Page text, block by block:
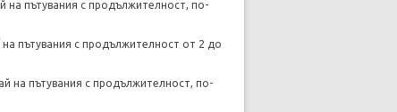
на пътувания с продължителност, по-
пътувания с продължителност от 2 до
на пътувания с продължителност, по-